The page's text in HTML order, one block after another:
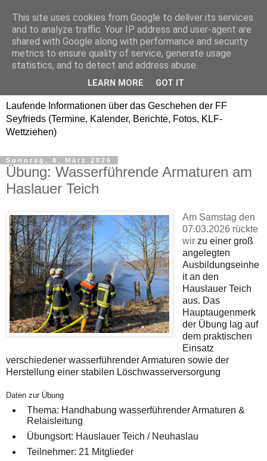
Freiwillige Feuerwehr
SEYFRIEDS
www.ffseyfrieds.at
Laufende Informationen über das Geschehen der FF
Seyfrieds (Termine, Kalender, Berichte, Fotos, KLF-
Wettziehen)
Sonntag, 8. März 2026
Übung: Wasserführende Armaturen am
Haslauer Teich
Am Samstag den
07.03.2026 rückte
wir zu einer groß
angelegten
Ausbildungseinhe
it an den
Hauslauer Teich
aus. Das
Hauptaugenmerk
der Übung lag auf
dem praktischen
Einsatz
verschiedener wasserführender Armaturen sowie der
Herstellung einer stabilen Löschwasserversorgung
Daten zur Übung
Thema: Handhabung wasserführender Armaturen &
Relaisleitung
Übungsort: Hauslauer Teich / Neuhaslau
Teilnehmer: 21 Mitglieder
This site uses cookies from Google to deliver its services
and to analyze traffic. Your IP address and user-agent are
shared with Google along with performance and security
metrics to ensure quality of service, generate usage
statistics, and to detect and address abuse.
LEARN MORE GOT IT